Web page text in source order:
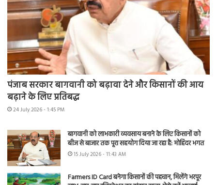
पंजाब सरकार बागवानी को बढ़ावा देने और किसानों की आय
बढ़ाने के लिए प्रतिबद्ध
24 July 2026 - 1:45 PM
बागवानी को लाभकारी व्यवसाय बनाने के लिए किसानों को
बीज से बाजार तक पूरा सहयोग दिया जा रहा है: मोहिंदर भगत
15 July 2026 - 11:43 AM
Farmers ID Card बनेगा किसानों की पहचान, मिलेंगे भरपूर